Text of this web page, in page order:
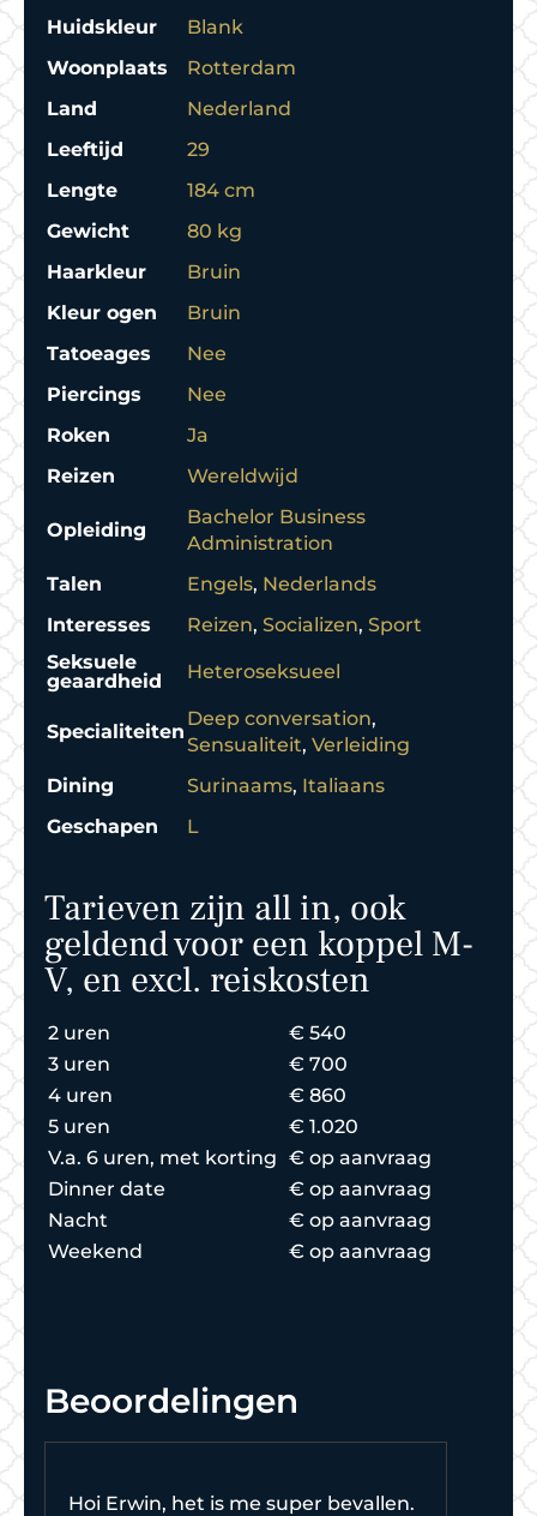
Huidskleur
Blank
Woonplaats
Rotterdam
Land
Nederland
Leeftijd
29
Lengte
184 cm
Gewicht
80 kg
Haarkleur
Bruin
Kleur ogen
Bruin
Tatoeages
Nee
Piercings
Nee
Roken
Ja
Reizen
Wereldwijd
Opleiding
Bachelor Business
Administration
Talen
Engels, Nederlands
Interesses
Reizen,Socializen,Sport
Seksuele
geaardheid
Heteroseksueel
Specialiteiten
Deep conversation,
Sensualiteit,Verleiding
Dining
Surinaams, Italiaans
Geschapen
L
Tarieven zijn all in, ook
geldend voor een koppel M-
V, en excl. reiskosten
2 uren
€ 540
3 uren
€ 700
4 uren
€ 860
5 uren
€ 1.020
V.a. 6 uren, met korting € op aanvraag
Dinner date
€ op aanvraag
Nacht
€ op aanvraag
Weekend
€ op aanvraag
Beoordelingen
Hoi Erwin, het is me super bevallen.